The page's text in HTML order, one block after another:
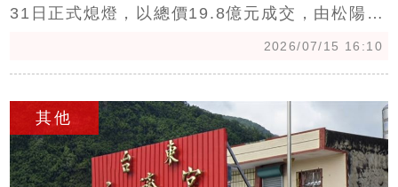
31日正式熄燈，以總價19.8億元成交，由松陽機
變。專家曾敬德分析，隨消費習慣轉變，硬體老
舊的老戲院已難敵百貨影城，但憑藉極佳地段與
單純產權，成為開發商眼中極具潛力的改建標
的。從大世紀到現在的in89，老戲院改建住宅已
2026/07/15 16:10
其他